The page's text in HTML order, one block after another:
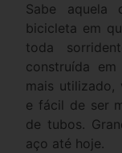
Sabe aquela
bicicleta em
toda
construída
mais utilizado,
e fácil de ser
de tubos. G
aço até hoje.